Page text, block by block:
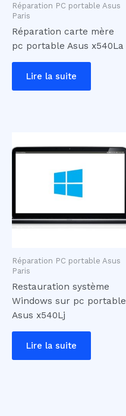
Réparation PC portable Asus
Paris
Réparation carte mère
pc portable Asus x540La
Lire la suite
Réparation PC portable Asus
Paris
Restauration système
Windows sur pc portable
Asus x540Lj
Lire la suite